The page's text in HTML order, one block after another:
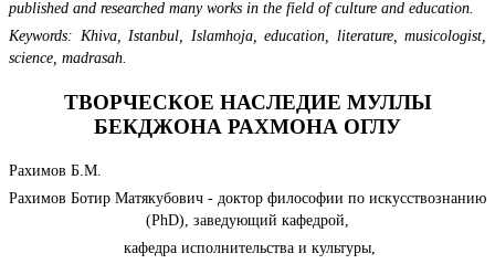
published and researched many works in the field of culture and education.
Keywords: Khiva, Istanbul, Islamhoja, education, literature, musicologist,
science, madrasah.
ТВОРЧЕСКОЕ НАСЛЕДИЕ МУЛЛЫ
БЕКДЖОНА РАХМОНА ОГЛУ
Рахимов Б.М.
Рахимов Ботир Матякубович - доктор философии по искусствознанию
(PhD), заведующий кафедрой,
кафедра исполнительства и культуры,